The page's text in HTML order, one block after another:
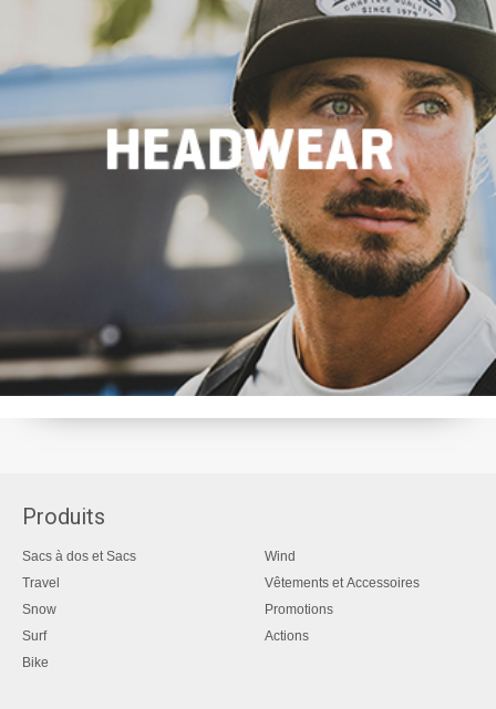
Produits
Sacs à dos et Sacs
Travel
Snow
Surf
Bike
Wind
Vêtements et Accessoires
Promotions
Actions